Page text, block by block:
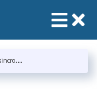
C
orreia sincronizadora at10